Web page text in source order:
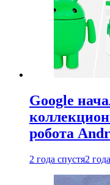
Google
робота
2 года спустя2